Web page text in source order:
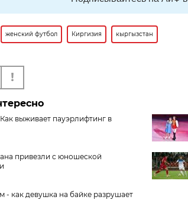
женский футбол Киргизия кыргызстан
выживает пауэрлифтинг в
привезли с юношеской
- как девушка на байке разрушает